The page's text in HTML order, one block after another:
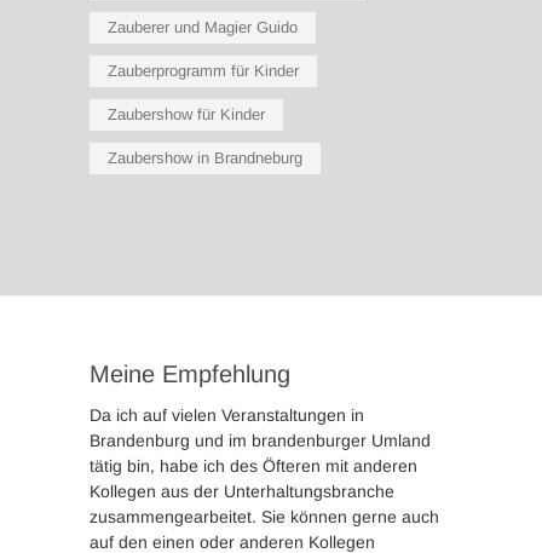
Zauberer und Magier Guido
Zauberprogramm für Kinder
Zaubershow für Kinder
Zaubershow in Brandneburg
Meine Empfehlung
Da ich auf vielen Veranstaltungen in
Brandenburg und im brandenburger Umland
tätig bin, habe ich des Öfteren mit anderen
Kollegen aus der Unterhaltungsbranche
zusammengearbeitet. Sie können gerne auch
auf den einen oder anderen Kollegen